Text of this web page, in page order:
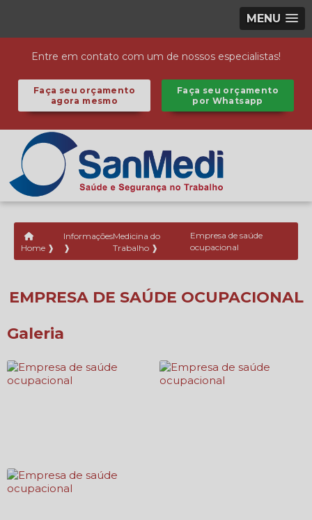
MENU
Entre em contato com um de nossos especialistas!
Faça seu orçamento
agora mesmo
Faça seu orçamento
por Whatsapp
Home ❱
Informações
❱
Medicina do
Trabalho ❱
Empresa de saúde
ocupacional
EMPRESA DE SAÚDE OCUPACIONAL
Galeria